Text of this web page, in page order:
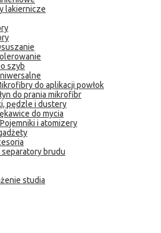
lakiernicze
szyb
do aplikacji powłok
do prania mikrofibr
pędzle i dustery
do mycia
i atomizery
separatory brudu
studia